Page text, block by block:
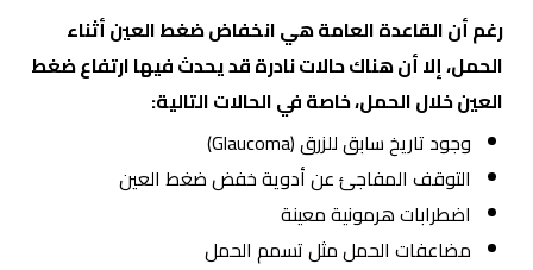
رغم أن القاعدة العامة هي انخفاض ضغط العين أثناء
الحمل، إلا أن هناك حالات نادرة قد يحدث فيها ارتفاع ضغط
العين خلال الحمل، خاصة في الحالات التالية:
وجود تاريخ سابق للزرق (Glaucoma)
التوقف المفاجئ عن أدوية خفض ضغط العين
اضطرابات هرمونية معينة
مضاعفات الحمل مثل تسمم الحمل